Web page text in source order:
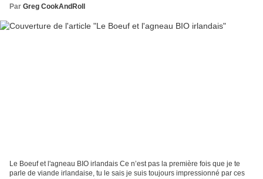
Par Greg CookAndRoll
Le Boeuf et l'agneau BIO irlandais Ce n’est pas la première fois que je te
parle de viande irlandaise, tu le sais je suis toujours impressionné par ces